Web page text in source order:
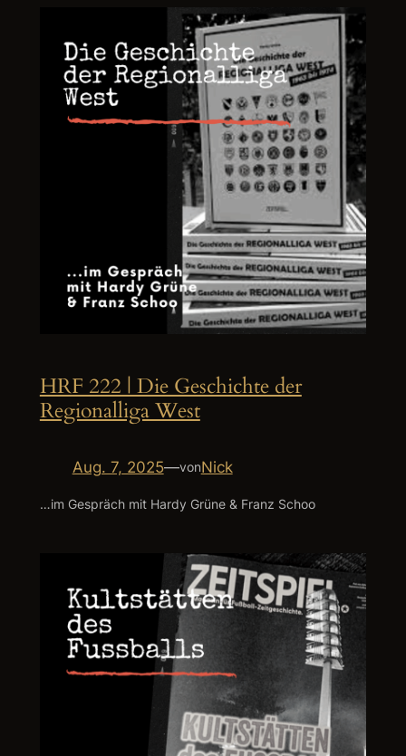
HRF 222 | Die Geschichte der
Regionalliga West
Aug. 7, 2025—vonNick
…im Gespräch mit Hardy Grüne & Franz Schoo